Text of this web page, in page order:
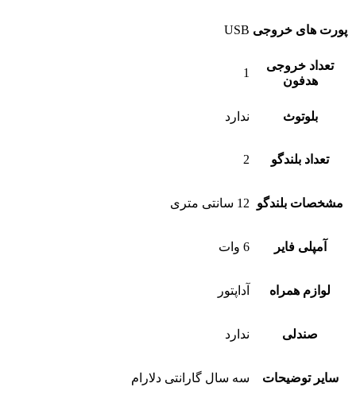
پورت های خروجی USB
تعداد خروجی
هدفون
1
بلوتوث ندارد
تعداد بلندگو 2
مشخصات بلندگو 12 سانتی متری
آمپلی فایر 6 وات
لوازم همراه آداپتور
صندلی ندارد
سایر توضیحات سه سال گارانتی دلارام